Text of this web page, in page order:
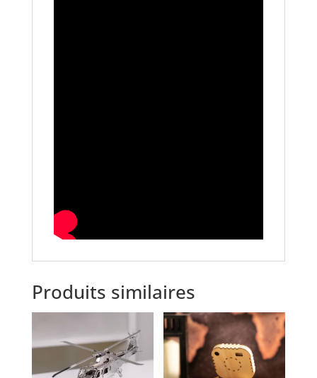
Produits similaires